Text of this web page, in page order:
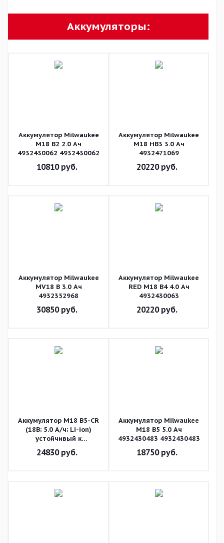
Аккумуляторы:
Аккумулятор Milwaukee
M18 B2 2.0 Ач
4932430062 4932430062
10810руб.
Аккумулятор Milwaukee
M18 HB3 3.0 Ач
4932471069
20220руб.
Аккумулятор Milwaukee
MV18 B 3.0 Ач
4932352968
30850руб.
Аккумулятор Milwaukee
RED M18 B4 4.0 Ач
4932430063
20220руб.
Аккумулятор M18 B5-CR
(18В; 5.0 А/ч; Li-ion)
устойчивый к
химикатам Milwaukee
4932479265
24830руб.
Аккумулятор Milwaukee
M18 B5 5.0 Ач
4932430483 4932430483
18750руб.